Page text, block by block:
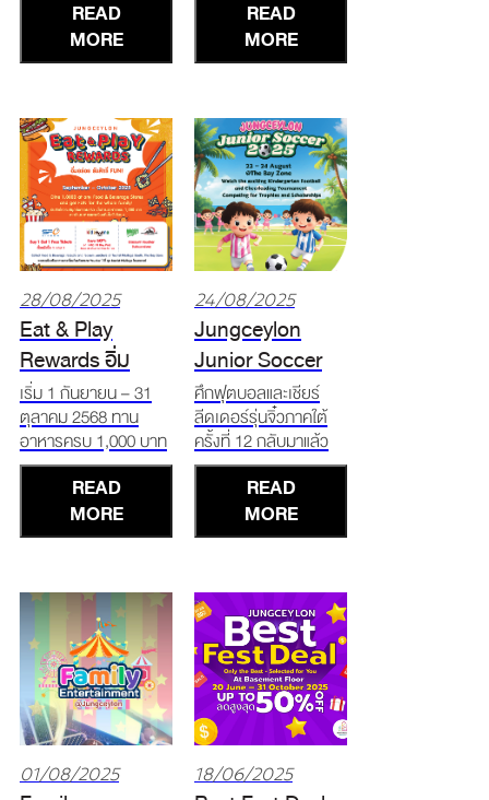
Andaman Power
2025 ฉลองครบรอบ
10 ปี "Beyond Beauty
Genders" ชิงเงิน
รางวัลรวมมูลค่ากว่า
100,000 บาท* รับ
สมัครเพียง 20 ท่าน
เท่านั้น! วั
READ
MORE
| Fun ครบจบในที่เดียว!
* ช้อปแพ็กเกจท่องเที่ยว
สุดคุ้มจากเหล่าผู้
ภูเก็ต * สนุกกับการ
แสดงสดตั้งแต่เวลา
16.00 น. เป็นต้นไป *
รับฟรี!
READ
MORE
28/08/2025
Eat & Play
Rewards อิ่ม
อร่อย รับสิทธิ์
FUN
เริ่ม 1 กันยายน – 31
ตุลาคม 2568 ทาน
อาหารครบ 1,000 บาท
จากร้านอาหารและ
เครื่องดื่มในจังซีลอน รับ
สิทธิ์ความสนุกทั้ง
ครอบครัว!!! * SF
แถม 1 * Kidzooona รับ
ส่วนลด 50% ตั๋ว All
Day Pass สำหรับเด็ก
1 คน
READ
MORE
24/08/2025
Jungceylon
Junior Soccer
2025
ศึกฟุตบอลและเชียร์
ลีดเดอร์รุ่นจิ๋วภาคใต้
ครั้งที่ 12 กลับมาแล้ว
วว Jungceylon Junior
Soccer 2025 ชิงถ้วย
พร้อมทุนการศึกษารวม
กว่า 100,000 บาท! 23
ลานกิจกรรม The Bay
Arena ศูนย์การค้าจังซี
ลอน ป่าตอง ภูเก็ต
READ
MORE
01/08/2025 18/06/2025